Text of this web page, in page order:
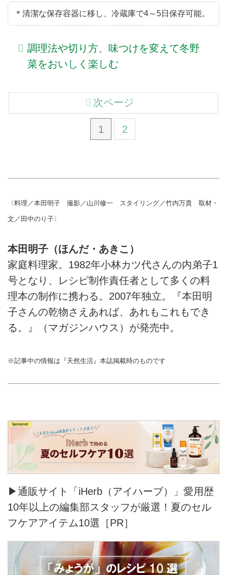
＊清潔な保存容器に移し、冷蔵庫で4～5日保存可能。
調理法や切り方、味つけを変えて冬野
菜をおいしく楽しむ
1 2
次ページ
〈料理／本田明子 撮影／山川修一 スタイリング／竹内万貴 取材・
文／田中のり子〉
本田明子（ほんだ・あきこ）
家庭料理家。1982年小林カツ代さんの内弟子1
号となり、レシピ制作責任者として多くの料
理本の制作に携わる。2007年独立。『本田明
子さんの乾物さえあれば、あれもこれもでき
る。』（マガジンハウス）が発売中。
※記事中の情報は『天然生活』本誌掲載時のものです
▶通販サイト「iHerb（アイハーブ）」愛用歴
10年以上の編集部スタッフが厳選！夏のセル
フケアアイテム10選［PR］